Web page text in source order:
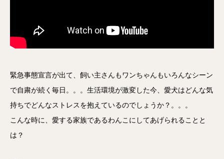
緊急事態宣言が出て、飼い主さんもワンちゃんもいろんなシーン
で自粛が続く毎日。。。生活環境が激変した今、愛犬はどんな気
持ちでどんなストレスを抱えているのでしょうか？。。。
こんな時に、愛する家族であるわんこにしてあげられることと
は？